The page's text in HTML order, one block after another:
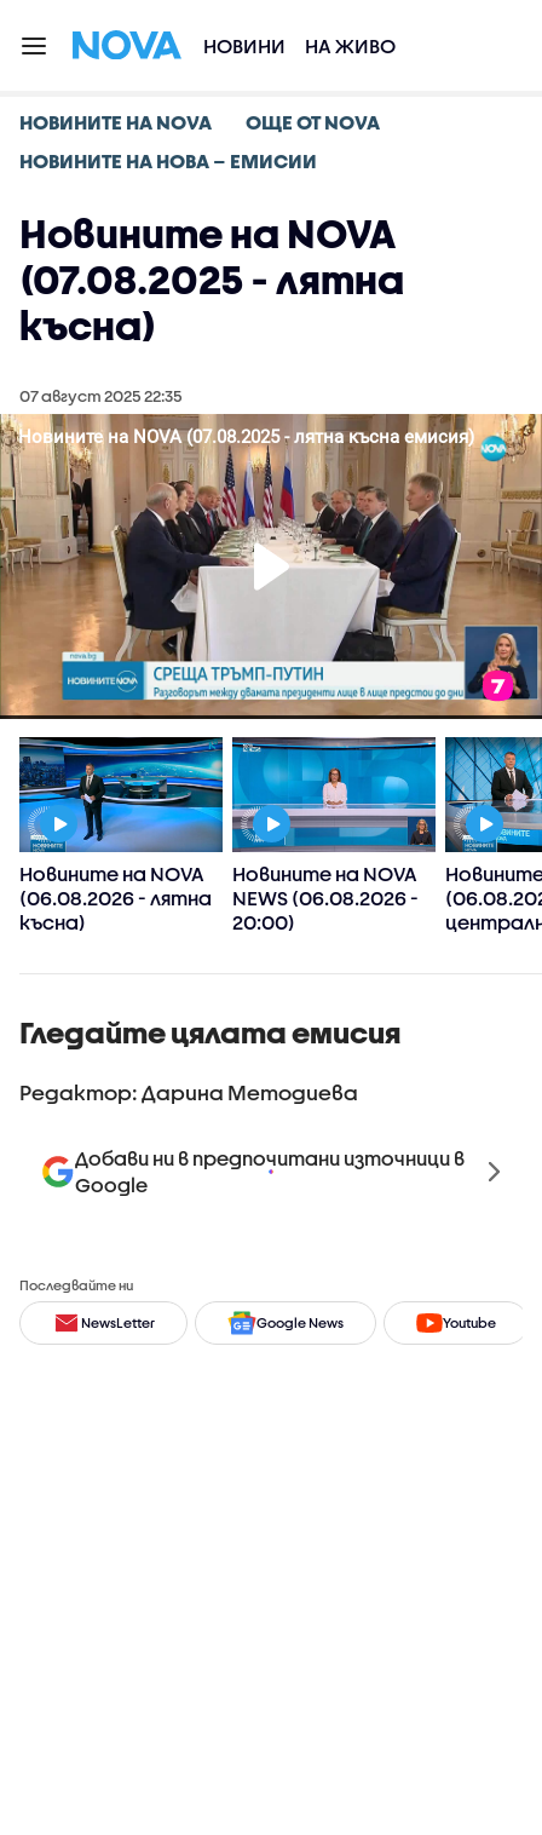
НОВИНИ НА ЖИВО
НОВИНИТЕ НА NOVA
ОЩЕ ОТ NOVA
НОВИНИТЕ НА НОВА – ЕМИСИИ
Новините на NOVA
(07.08.2025 - лятна
късна)
07 август 2025 22:35
Новините на NOVA
(06.08.2026 - лятна
късна)
Новините на NOVA
NEWS (06.08.2026 -
20:00)
Гледайте цялата емисия
Редактор: Дарина Методиева
Добави ни в предпочитани източници в
Google
Последвайте ни
NewsLetter Google News Youtube